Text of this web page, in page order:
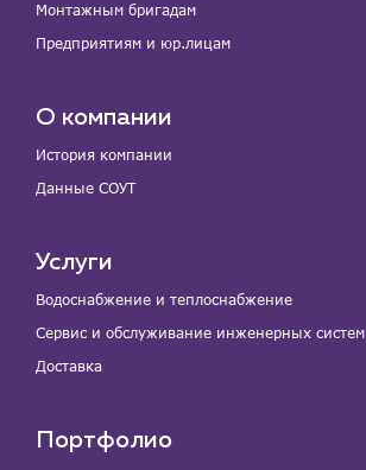
Монтажным бригадам
Предприятиям и юр.лицам
О компании
История компании
Данные СОУТ
Услуги
Водоснабжение и теплоснабжение
Сервис и обслуживание инженерных систем
Доставка
Портфолио